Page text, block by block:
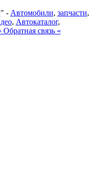
" - Автомобили, запчасти,
, Автокаталог,
Обратная связь «